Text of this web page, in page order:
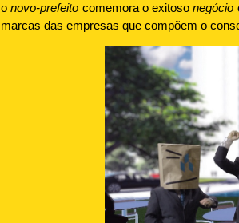
onovo-prefeito comemora o exitosonegócio
marcas das empresas que compõem o